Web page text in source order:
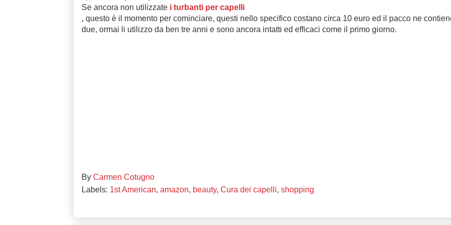
Se ancora non utilizzatei turbanti per capelli
, questo è il momento per cominciare, questi nello specifico costano circa 10 euro ed il pacco ne
due, ormai li utilizzo da ben tre anni e sono ancora intatti ed efficaci come il primo giorno.
By Carmen Cotugno
Labels: 1st American, amazon, beauty, Cura dei capelli, shopping